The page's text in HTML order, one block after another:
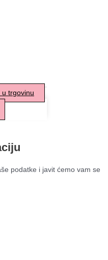
u trgovinu
podatke i javit ćemo vam se